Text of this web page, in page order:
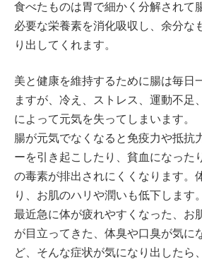
食べたものは胃で細かく分解されて
必要な栄養素を消化吸収し、余分な
り出してくれます。
美と健康を維持するために腸は毎日
ますが、冷え、ストレス、運動不足
によって元気を失ってしまいます。
腸が元気でなくなると免疫力や抵抗
ーを引き起こしたり、貧血になった
の毒素が排出されにくくなります。
り、お肌のハリや潤いも低下します。
最近急に体が疲れやすくなった、お
が目立ってきた、体臭や口臭が気に
ど、そんな症状が気になり出したら